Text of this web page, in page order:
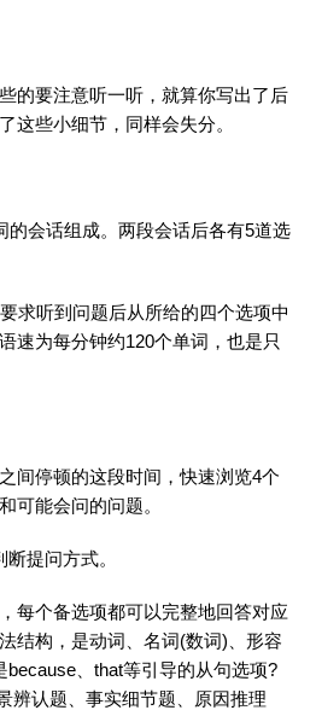
的要注意听一听，就算你写出了后
这些小细节，同样会失分。
的会话组成。两段会话后各有5道选
求听到问题后从所给的四个选项中
速为每分钟约120个单词 ，也是只
间停顿的这段时间，快速浏览4个
可能会问的问题。
提问方式。
每个备选项都可以完整地回答对应
结构，是动词、名词(数词)、形容
、that等引导的从句选项?
辨认题、事实细节题、原因推理